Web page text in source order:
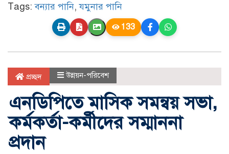
Tags:বন্যার পানি,যমুনার পানি
133
প্রচ্ছদ উন্নয়ন-পরিবেশ
এনডিপিতে মাসিক সমন্বয় সভা,
কর্মকর্তা-কর্মীদের সম্মাননা
প্রদান